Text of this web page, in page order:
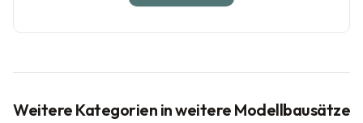
Weitere Kategorien in weitere Modellbausätze